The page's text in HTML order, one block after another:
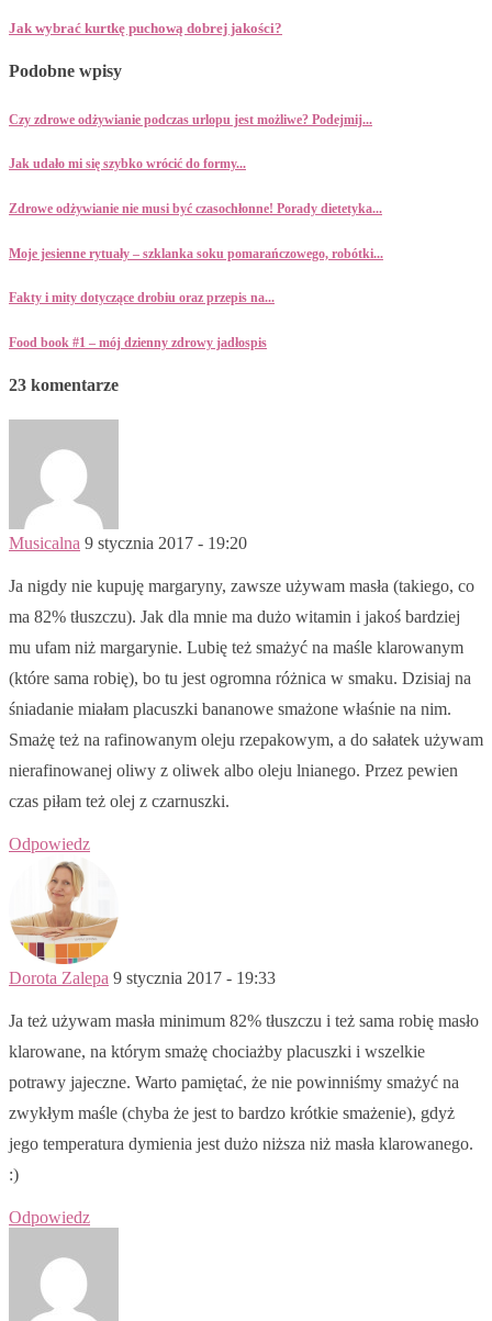
Jak wybrać kurtkę puchową dobrej jakości?
Podobne wpisy
Czy zdrowe odżywianie podczas urlopu jest możliwe? Podejmij...
Jak udało mi się szybko wrócić do formy...
Zdrowe odżywianie nie musi być czasochłonne! Porady dietetyka...
Moje jesienne rytuały – szklanka soku pomarańczowego, robótki...
Fakty i mity dotyczące drobiu oraz przepis na...
Food book #1 – mój dzienny zdrowy jadłospis
23 komentarze
Musicalna 9 stycznia 2017 - 19:20
Ja nigdy nie kupuję margaryny, zawsze używam masła (takiego, co
ma 82% tłuszczu). Jak dla mnie ma dużo witamin i jakoś bardziej
mu ufam niż margarynie. Lubię też smażyć na maśle klarowanym
(które sama robię), bo tu jest ogromna różnica w smaku. Dzisiaj na
śniadanie miałam placuszki bananowe smażone właśnie na nim.
Smażę też na rafinowanym oleju rzepakowym, a do sałatek używam
nierafinowanej oliwy z oliwek albo oleju lnianego. Przez pewien
czas piłam też olej z czarnuszki.
Odpowiedz
Dorota Zalepa 9 stycznia 2017 - 19:33
Ja też używam masła minimum 82% tłuszczu i też sama robię masło
klarowane, na którym smażę chociażby placuszki i wszelkie
potrawy jajeczne. Warto pamiętać, że nie powinniśmy smażyć na
zwykłym maśle (chyba że jest to bardzo krótkie smażenie), gdyż
jego temperatura dymienia jest dużo niższa niż masła klarowanego.
:)
Odpowiedz